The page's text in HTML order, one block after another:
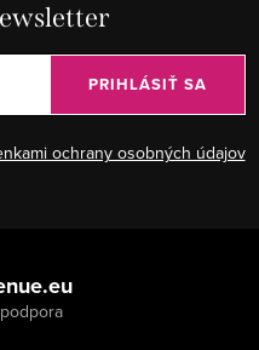
ochrany osobných údajov
PRIHLÁSIŤ SA